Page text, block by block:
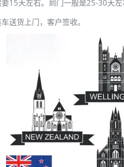
15天左右。到门一般是25-30天左
送货上门，客户签收。